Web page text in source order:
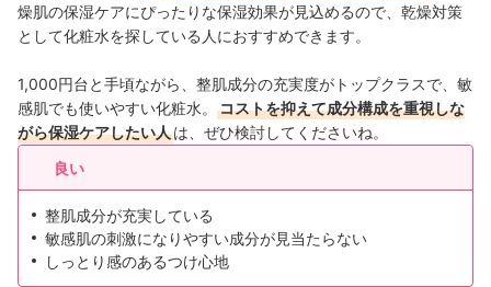
燥肌の保湿ケアにぴったりな保湿効果が見込めるので、乾燥対策
として化粧水を探している人におすすめできます。
1,000円台と手頃ながら、整肌成分の充実度がトップクラスで、敏
感肌でも使いやすい化粧水。
コストを抑えて成分構成を重視しな
がら保湿ケアしたい人は、ぜひ検討してくださいね。
良い
整肌成分が充実している
敏感肌の刺激になりやすい成分が見当たらない
しっとり感のあるつけ心地